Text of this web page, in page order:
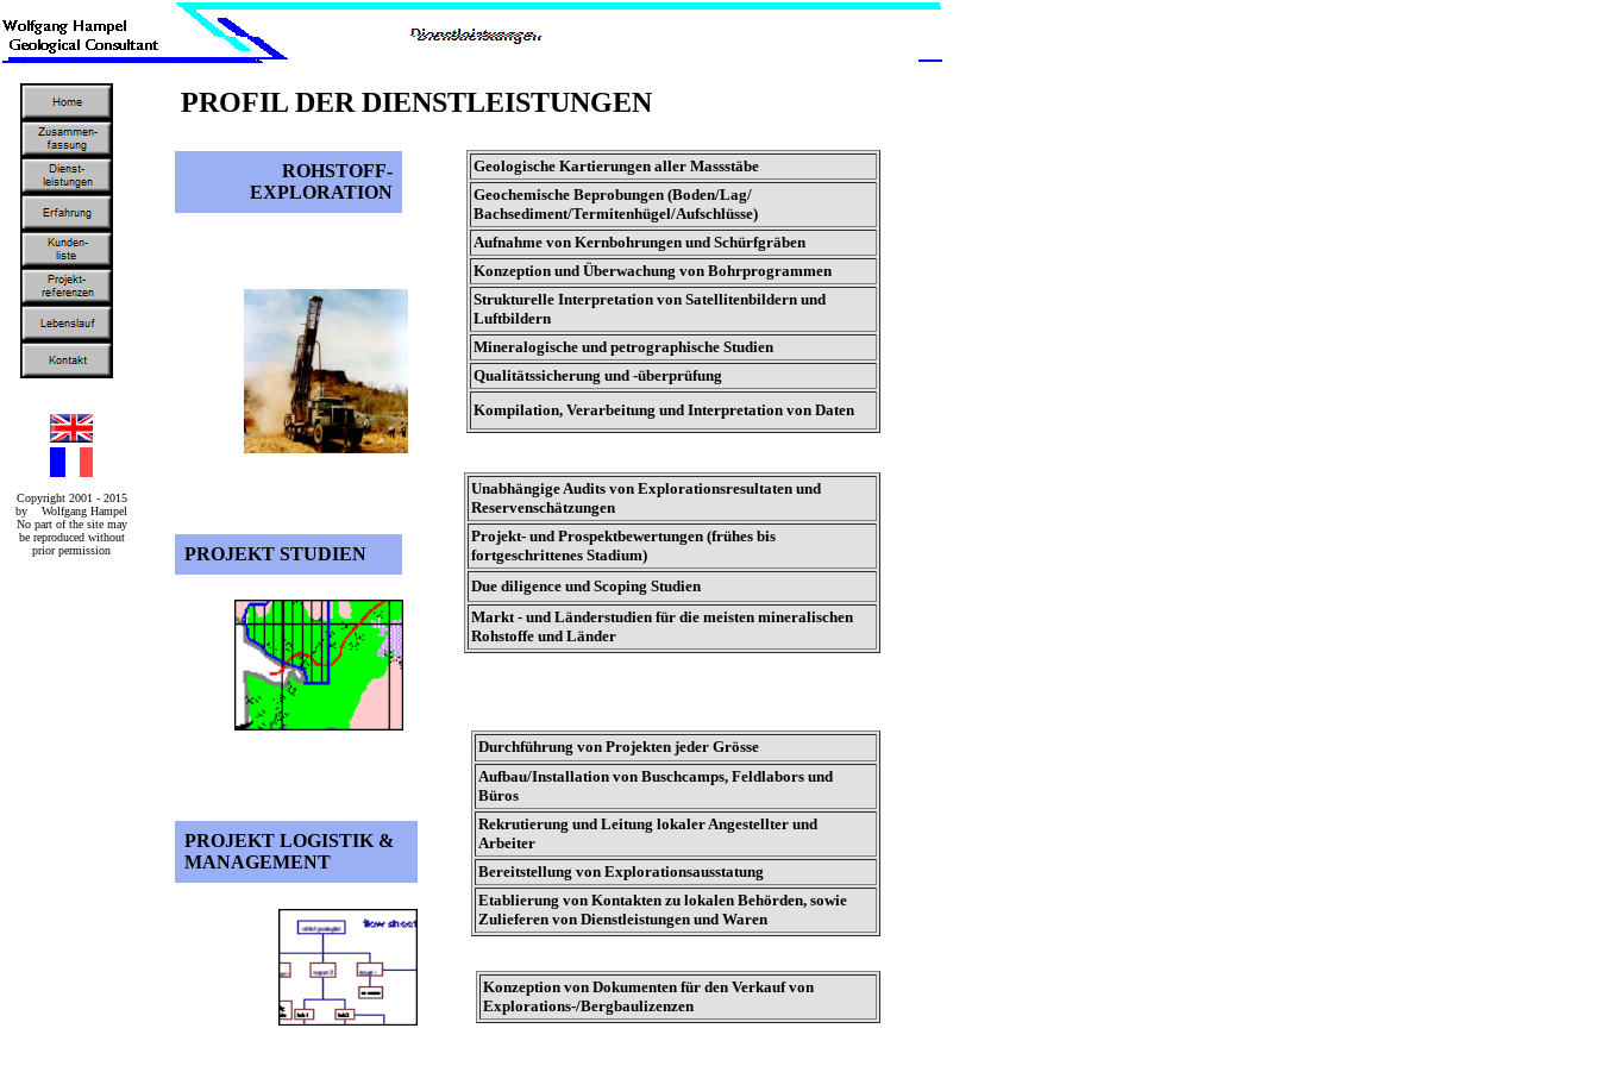
Copyright 2001 - 2015
by Wolfgang Hampel
No part of the site may
be reproduced without
prior permission
PROFIL DER DIENSTLEISTUNGEN
ROHSTOFF-
EXPLORATION
PROJEKT STUDIEN
PROJEKT LOGISTIK &
MANAGEMENT
Geologische Kartierungen aller Massstäbe
Geochemische Beprobungen (Boden/Lag/
Bachsediment/Termitenhügel/Aufschlüsse)
Aufnahme von Kernbohrungen und Schürfgräben
Konzeption und Überwachung von Bohrprogrammen
Strukturelle Interpretation von Satellitenbildern und
Luftbildern
Mineralogische und petrographische Studien
Qualitätssicherung und -überprüfung
Kompilation, Verarbeitung und Interpretation von Daten
Unabhängige Audits von Explorationsresultaten und
Reservenschätzungen
Projekt- und Prospektbewertungen (frühes bis
fortgeschrittenes Stadium)
Due diligence und Scoping Studien
Markt - und Länderstudien für die meisten mineralischen
Rohstoffe und Länder
Durchführung von Projekten jeder Grösse
Aufbau/Installation von Buschcamps, Feldlabors und
Büros
Rekrutierung und Leitung lokaler Angestellter und
Arbeiter
Bereitstellung von Explorationsausstatung
Etablierung von Kontakten zu lokalen Behörden, sowie
Zulieferen von Dienstleistungen und Waren
Konzeption von Dokumenten für den Verkauf von
Explorations-/Bergbaulizenzen